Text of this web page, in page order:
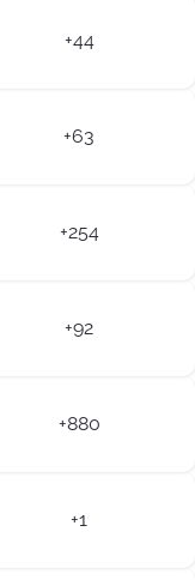
+44
+63
+254
+92
+880
+1